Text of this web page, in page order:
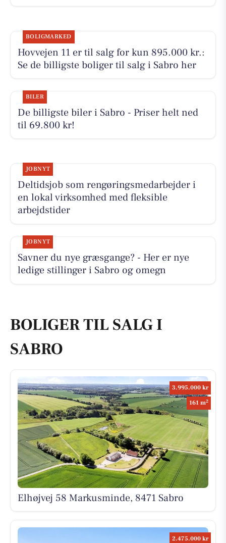
BOLIGMARKED
Hovvejen 11 er til salg for kun 895.000 kr.:
Se de billigste boliger til salg i Sabro her
BILER
De billigste biler i Sabro - Priser helt ned
til 69.800 kr!
JOBNYT
Deltidsjob som rengøringsmedarbejder i
en lokal virksomhed med fleksible
arbejdstider
JOBNYT
Savner du nye græsgange? - Her er nye
ledige stillinger i Sabro og omegn
BOLIGER TIL SALG I
SABRO
3.995.000 kr
161 m2
Elhøjvej 58 Markusminde, 8471 Sabro
2.475.000 kr